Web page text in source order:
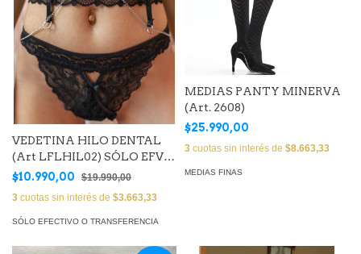
VEDETINA HILO DENTAL
(Art LFLHIL02) SÓLO EFVO
O TRANSFERENCIA
$10.990,00
$19.990,00
3 cuotas sin interés de $3.663,33
SÓLO EFECTIVO O TRANSFERENCIA
MEDIAS PANTY MINERVA
(Art. 2608)
$25.990,00
3 cuotas sin interés de $8.663,33
MEDIAS FINAS